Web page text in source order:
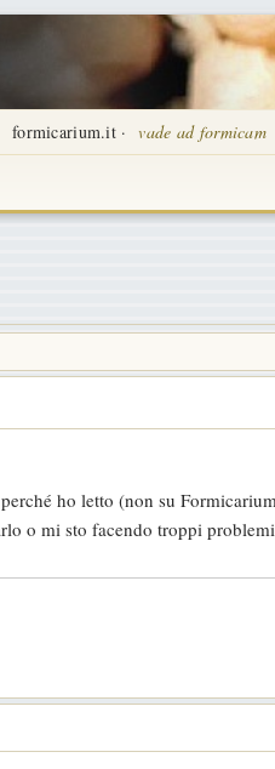
formicarium.it · vade ad formicam
ho letto (non su
o mi sto facendo troppi